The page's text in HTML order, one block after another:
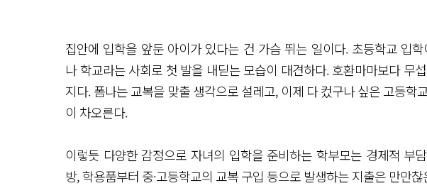
집안에 입학을 앞둔 아이가 있다는 건 가슴 뛰는 일이다. 초등학교 입
나 학교라는 사회로 첫 발을 내딛는 모습이 대견하다. 호환마마보다 무
지다. 폼나는 교복을 맞출 생각으로 설레고, 이제 다 컸구나 싶은 고등학
이 차오른다.
이렇듯 다양한 감정으로 자녀의 입학을 준비하는 학부모는 경제적 부
방, 학용품부터 중·고등학교의 교복 구입 등으로 발생하는 지출은 만만